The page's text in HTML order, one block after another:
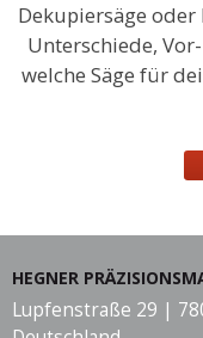
Dekupiersäge oder
Unterschiede,
welche Säge für
HEGNER
Lupfenstraße 29 |